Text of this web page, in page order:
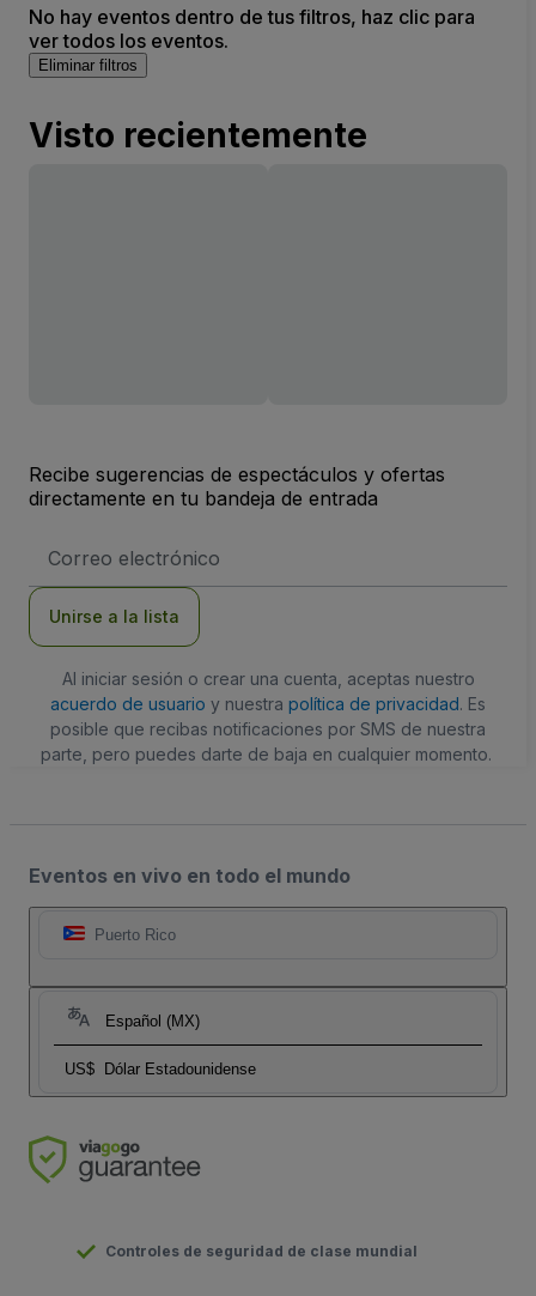
No hay eventos dentro de tus filtros, haz clic para
ver todos los eventos.
Eliminar filtros
Visto recientemente
Recibe sugerencias de espectáculos y ofertas
directamente en tu bandeja de entrada
de
Unirse a la lista
Al iniciar sesión o crear una cuenta, aceptas nuestro
acuerdo de usuario y nuestra política de privacidad. Es
posible que recibas notificaciones por SMS de nuestra
parte, pero puedes darte de baja en cualquier momento.
Eventos en vivo en todo el mundo
Puerto Rico
Español (MX)
US$ Dólar Estadounidense
Controles de seguridad de clase mundial